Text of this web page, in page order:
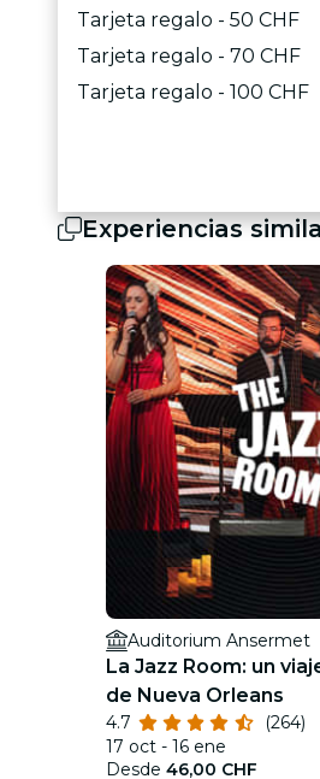
Tarjeta regalo - 50 CHF
Tarjeta regalo - 70 CHF
Tarjeta regalo - 100 CHF
Experiencias
Auditorium Ansermet
La Jazz Room: un
de Nueva Orleans
4.7
(264)
17 oct - 16 ene
Desde 46,00 CHF